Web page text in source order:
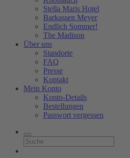
Stella Maris Hotel
Barkassen Meyer
Endlich Sommer!
The Madison
Über uns
Standorte
FAQ
Presse
Kontakt
Mein Konto
Konto-Details
Bestellungen
Passwort vergessen